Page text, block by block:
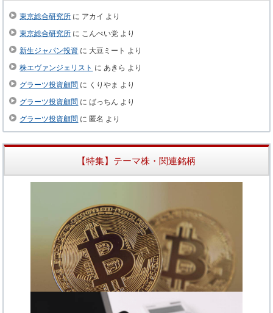
東京総合研究所 に アカイ より
東京総合研究所 に こんぺい党 より
新生ジャパン投資 に 大豆ミート より
株エヴァンジェリスト にあきら より
グラーツ投資顧問 に くりやま より
グラーツ投資顧問 にばっちん より
グラーツ投資顧問 に匿名 より
【特集】テーマ株・関連銘柄